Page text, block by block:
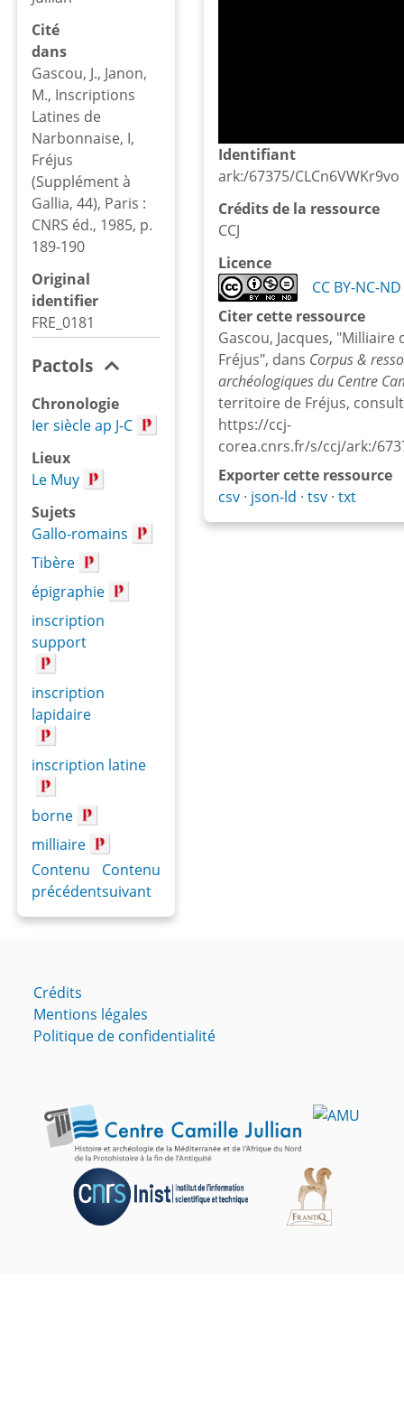
Cité
dans
Gascou, J., Janon,
M., Inscriptions
Latines de
Narbonnaise, I,
Fréjus
(Supplément à
Gallia, 44), Paris :
CNRS éd., 1985, p.
189-190
Original
identifier
FRE_0181
Pactols
Chronologie
Ier siècle ap J-C
Lieux
Le Muy
Sujets
Gallo-romains
Tibère
épigraphie
inscription
support
inscription
lapidaire
inscription latine
borne
milliaire
Contenu
précédent
Contenu
suivant
Identifiant
ark:/67375/CLCn6VWKr9vo
Crédits de la ressource
CCJ
Licence
CC BY-NC-
Citer cette ressource
Gascou, Jacques, "Milliaire
Fréjus", dans Corpus &
archéologiques du Centre
territoire de Fréjus,
https://ccj-
corea.cnrs.fr/s/ccj/ark:/
Exporter cette ressource
csv json-ld tsv txt
Crédits
Mentions légales
Politique de confidentialité